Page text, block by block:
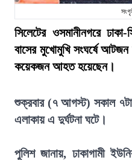
সিলেটের ওসমানীনগরে
বাসের মুখোমুখি সংঘর্ষে
কয়েকজন আহত হয়েছেন।
শুক্রবার (৭ আগস্ট) সকাল
এলাকায় এ দুর্ঘটনা ঘটে।
পুলিশ জানায়, ঢাকাগামী